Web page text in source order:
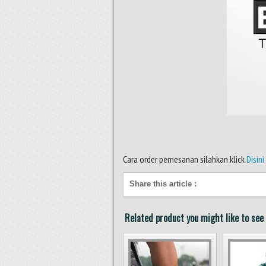
Cara order pemesanan silahkan klickDisini
Share this article :
Related product you might like to see